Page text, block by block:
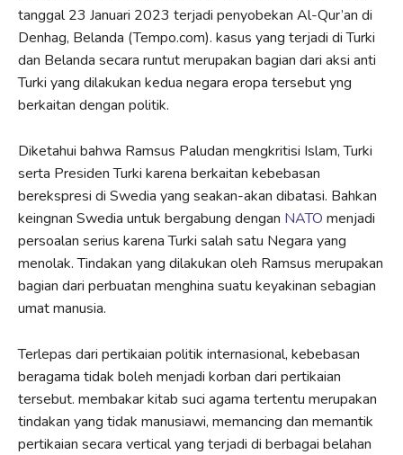
tanggal 23 Januari 2023 terjadi penyobekan Al-Qur’an di
Denhag, Belanda (Tempo.com). kasus yang terjadi di Turki
dan Belanda secara runtut merupakan bagian dari aksi anti
Turki yang dilakukan kedua negara eropa tersebut yng
berkaitan dengan politik.
Diketahui bahwa Ramsus Paludan mengkritisi Islam, Turki
serta Presiden Turki karena berkaitan kebebasan
berekspresi di Swedia yang seakan-akan dibatasi. Bahkan
keingnan Swedia untuk bergabung dengan NATO menjadi
persoalan serius karena Turki salah satu Negara yang
menolak. Tindakan yang dilakukan oleh Ramsus merupakan
bagian dari perbuatan menghina suatu keyakinan sebagian
umat manusia.
Terlepas dari pertikaian politik internasional, kebebasan
beragama tidak boleh menjadi korban dari pertikaian
tersebut. membakar kitab suci agama tertentu merupakan
tindakan yang tidak manusiawi, memancing dan memantik
pertikaian secara vertical yang terjadi di berbagai belahan